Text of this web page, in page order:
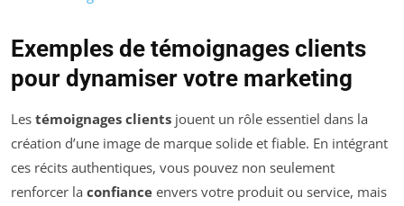
Exemples de témoignages clients
pour dynamiser votre marketing
Les témoignages clients jouent un rôle essentiel dans la
création d’une image de marque solide et fiable. En intégrant
ces récits authentiques, vous pouvez non seulement
renforcer la confiance envers votre produit ou service, mais